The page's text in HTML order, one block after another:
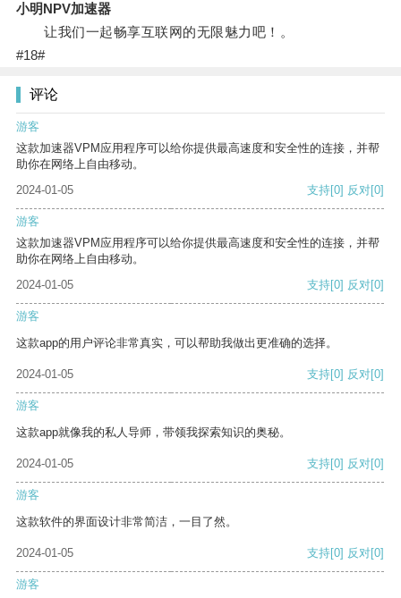
小明NPV加速器
让我们一起畅享互联网的无限魅力吧！。
#18#
评论
游客
这款加速器VPM应用程序可以给你提供最高速度和安全性的连接，并帮
助你在网络上自由移动。
2024-01-05
支持[0] 反对[0]
游客
这款加速器VPM应用程序可以给你提供最高速度和安全性的连接，并帮
助你在网络上自由移动。
2024-01-05
支持[0] 反对[0]
游客
这款app的用户评论非常真实，可以帮助我做出更准确的选择。
2024-01-05 支持[0] 反对[0]
游客
这款app就像我的私人导师，带领我探索知识的奥秘。
2024-01-05 支持[0] 反对[0]
游客
这款软件的界面设计非常简洁，一目了然。
2024-01-05 支持[0] 反对[0]
游客